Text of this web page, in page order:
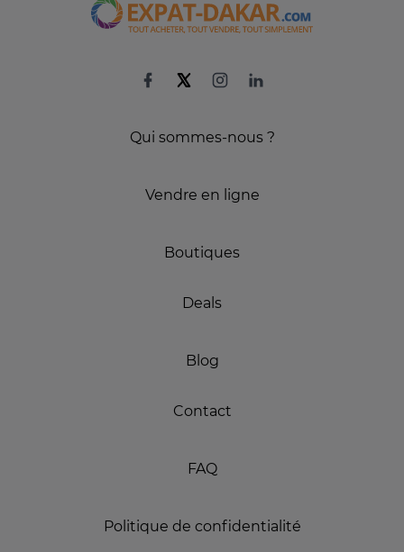
Qui sommes-nous ?
Vendre en ligne
Boutiques
Deals
Blog
Contact
FAQ
Politique de confidentialité